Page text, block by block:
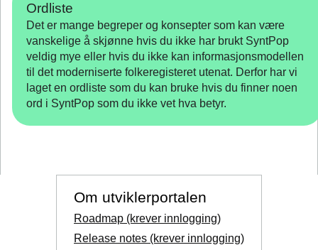
Ordliste
Det er mange begreper og konsepter som kan være
vanskelige å skjønne hvis du ikke har brukt SyntPop
veldig mye eller hvis du ikke kan informasjonsmodellen
til det moderniserte folkeregisteret utenat. Derfor har vi
laget en ordliste som du kan bruke hvis du finner noen
ord i SyntPop som du ikke vet hva betyr.
Om utviklerportalen
Roadmap (krever innlogging)
Release notes (krever innlogging)